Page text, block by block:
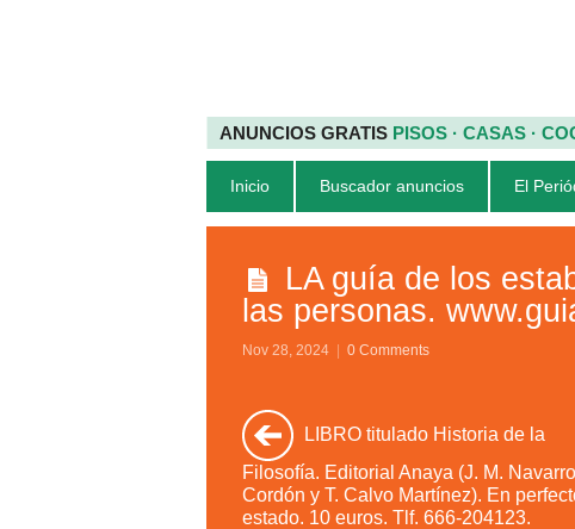
ANUNCIOS GRATIS PISOS · CASAS ·
Inicio Buscador anuncios El
LA guía de los
las personas.
Nov 28, 2024 0 Comments
LIBRO titulado Historia de la
Filosofía. Editorial Anaya (J. M. Navarro
Cordón y T. Calvo Martínez). En
estado. 10 euros. Tlf. 666-204123.